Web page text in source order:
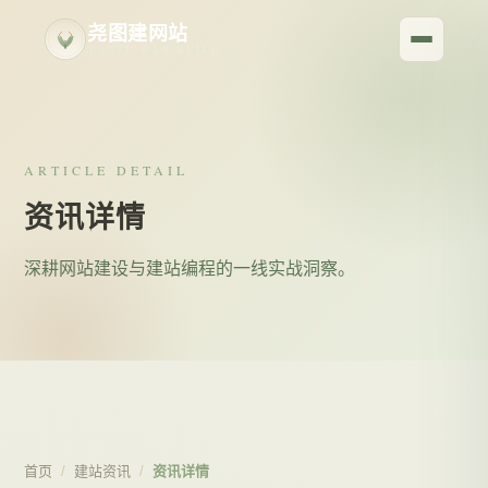
尧图建网站
ARTICLE DETAIL
资讯详情
深耕网站建设与建站编程的一线实战洞察。
首页 / 建站资讯 / 资讯详情